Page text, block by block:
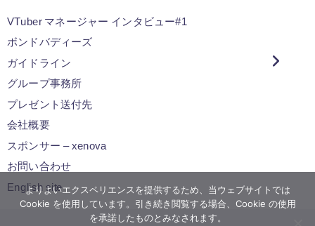
VTuber マネージャー インタビュー#1
ボンドバディーズ
ガイドライン
グループ事務所
プレゼント送付先
会社概要
スポンサー – xenova
お問い合わせ
English site
よりよいエクスペリエンスを提供するため、当ウェブサイトでは
Cookie を使用しています。引き続き閲覧する場合、Cookie の使用
を承諾したものとみなされます。